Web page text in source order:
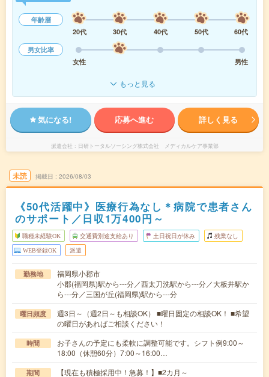
年齢層
20代
30代 40代 50代
60代
男女比率
女性
男性
もっと見る
気になる! 応募へ進む 詳しく見る
派遣会社 日研トータルソーシング株式会社 メディカルケア事業部
未読 掲載日 2026/08/03
《50代活躍中》医療行為なし＊病院で患者さん
のサポート／日収1万400円～
職種未経験OK 交通費別途支給あり 土日祝日が休み 残業なし
WEB登録OK 派遣
勤務地
福岡県小郡市
小郡(福岡県)駅から---分／西太刀洗駅から---分／大板井駅か
ら---分／三国が丘(福岡県)駅から---分
曜日頻度
週3日～（週2日～も相談OK） ■曜日固定の相談OK！ ■希望
の曜日があればご相談ください！
時間
お子さんの予定にも柔軟に調整可能です。シフト例9:00～
18:00（休憩60分）7:00～16:00…
期間 【現在も積極採用中！急募！】■2カ月～